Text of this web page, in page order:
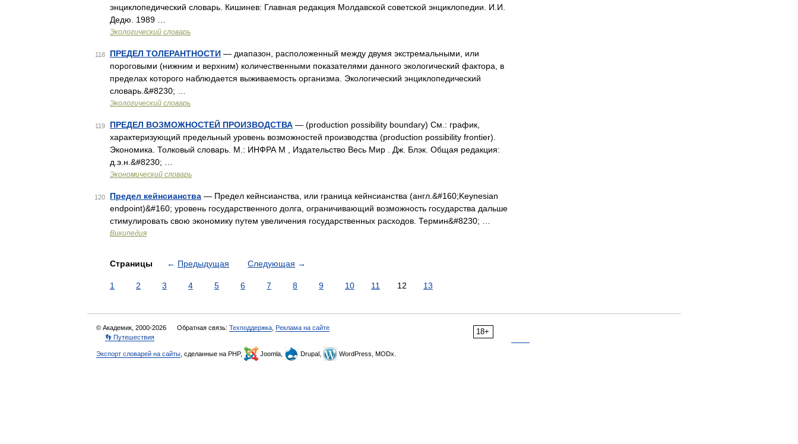
энциклопедический словарь. Кишинев: Главная редакция Молдавской советской энциклопедии. И.И.
Дедю. 1989 …
Экологический словарь
118 ПРЕДЕЛ ТОЛЕРАНТНОСТИ — диапазон, расположенный между двумя экстремальными, или
пороговыми (нижним и верхним) количественными показателями данного экологический фактора, в
пределах которого наблюдается выживаемость организма. Экологический энциклопедический
словарь.&#8230; …
Экологический словарь
119 ПРЕДЕЛ ВОЗМОЖНОСТЕЙ ПРОИЗВОДСТВА — (production possibility boundary) См.: график,
характеризующий предельный уровень возможностей производства (production possibility frontier).
Экономика. Толковый словарь. М.: ИНФРА М , Издательство Весь Мир . Дж. Блэк. Общая редакция:
д.э.н.&#8230; …
Экономический словарь
120 Предел кейнсианства — Предел кейнсианства, или граница кейнсианства (англ.&#160;Keynesian
endpoint)&#160; уровень государственного долга, ограничивающий возможность государства дальше
стимулировать свою экономику путем увеличения государственных расходов. Термин&#8230; …
Википедия
Страницы ← Предыдущая Следующая →
1 2 3 4 5 6 7 8 9 10 11 12 13
18+
© Академик, 2000-2026 Обратная связь: Техподдержка Реклама на сайте
👣 Путешествия
Экспорт словарей на сайты , сделанные на PHP, Joomla, Drupal, WordPress, MODx.